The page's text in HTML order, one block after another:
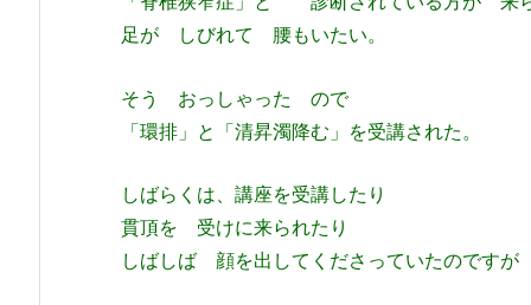
足が しびれて 腰もいたい。
そう おっしゃった ので
「環排」と「清昇濁降む」を受講された。
しばらくは、講座を受講したり
貫頂を 受けに来られたり
しばしば 顔を出してくださっていたのですが